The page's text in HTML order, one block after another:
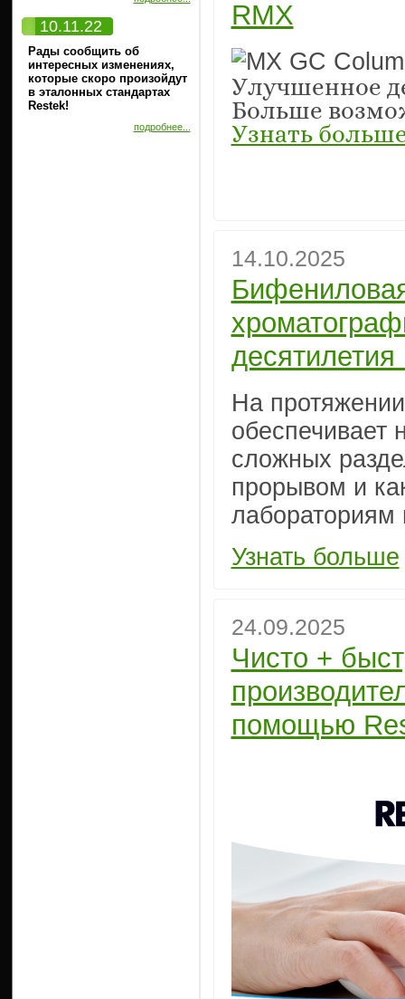
RMX
Улучшенное
Больше
Узнать
14.10.2025
На
обеспечивает
сложных
прорывом и
лабораториям
Узнать больше
24.09.2025
Чисто +
помощью
10.11.22
Рады сообщить об
интересных изменениях,
которые скоро произойдут
в эталонных стандартах
Restek!
подробнее...